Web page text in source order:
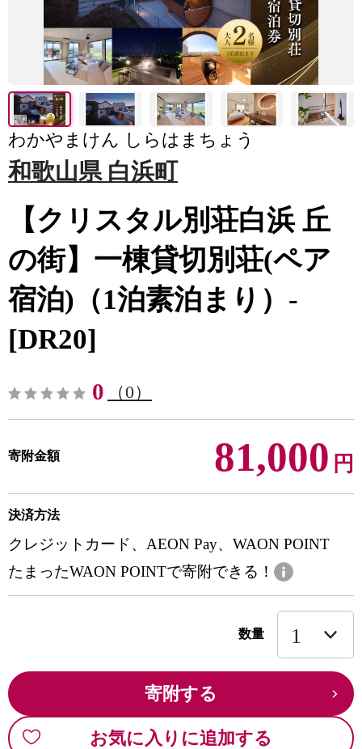
わかやまけん しらはまちょう
和歌山県 白浜町
【クリスタル別荘白浜 丘
の街】一棟貸切別荘(ペア
宿泊)（1泊素泊まり）-
[DR20]
0 （0）
寄附金額 81,000 円
決済方法
クレジットカード、AEON Pay、WAON POINT
たまったWAON POINTで寄附できる！
数量
寄附する
お気に入りに追加する